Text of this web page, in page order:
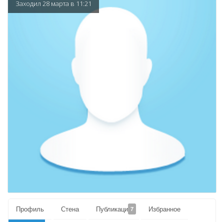
Заходил 28 марта в 11:21
Профиль Стена Публикации7 Избранное